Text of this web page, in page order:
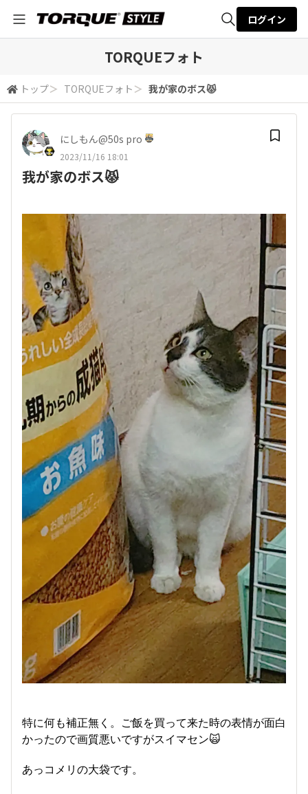
検索
ログイン
TORQUEフォト
トップ＞ TORQUEフォト ＞ 我が家のボス😾
にしもん@50s pro
2023/11/16 18:01
我が家のボス😾
特に何も補正無く。ご飯を買って来た時の表情が面白
かったので画質悪いですがスイマセン🙀
あっコメリの大袋です。